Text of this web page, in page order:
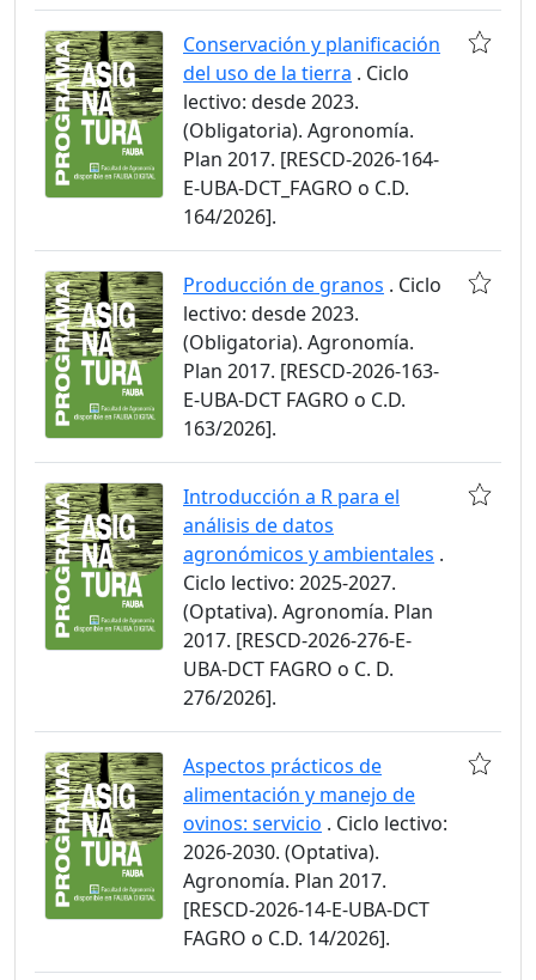
Conservación y planificación
del uso de la tierra . Ciclo
lectivo: desde 2023.
(Obligatoria). Agronomía.
Plan 2017. [RESCD-2026-164-
E-UBA-DCT_FAGRO o C.D.
164/2026].
Producción de granos . Ciclo
lectivo: desde 2023.
(Obligatoria). Agronomía.
Plan 2017. [RESCD-2026-163-
E-UBA-DCT FAGRO o C.D.
163/2026].
Introducción a R para el
análisis de datos
agronómicos y ambientales .
Ciclo lectivo: 2025-2027.
(Optativa). Agronomía. Plan
2017. [RESCD-2026-276-E-
UBA-DCT FAGRO o C. D.
276/2026].
Aspectos prácticos de
alimentación y manejo de
ovinos: servicio . Ciclo lectivo:
2026-2030. (Optativa).
Agronomía. Plan 2017.
[RESCD-2026-14-E-UBA-DCT
FAGRO o C.D. 14/2026].